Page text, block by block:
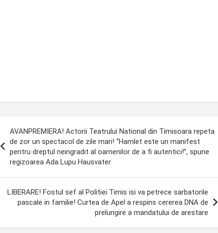
AVANPREMIERA! Actorii Teatrului National din Timisoara repeta
de zor un spectacol de zile mari! “Hamlet este un manifest
pentru dreptul neingradit al oamenilor de a fi autentici!”, spune
regizoarea Ada Lupu Hausvater
LIBERARE! Fostul sef al Politiei Timis isi va petrece sarbatorile
pascale in familie! Curtea de Apel a respins cererea DNA de
prelungire a mandatului de arestare